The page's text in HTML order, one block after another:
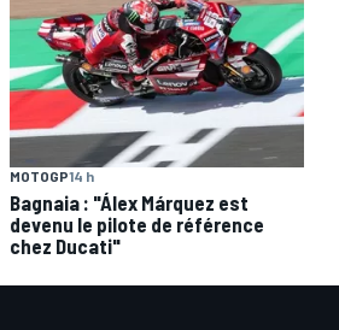
MOTOGP14 h
Bagnaia : "Álex Márquez est
devenu le pilote de référence
chez Ducati"